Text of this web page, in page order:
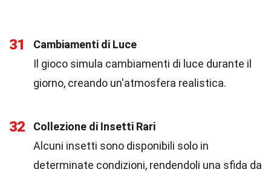
31
Cambiamenti di Luce
Il gioco simula cambiamenti di luce durante il
giorno, creando un'atmosfera realistica.
32
Collezione di Insetti Rari
Alcuni insetti sono disponibili solo in
determinate condizioni, rendendoli una sfida da